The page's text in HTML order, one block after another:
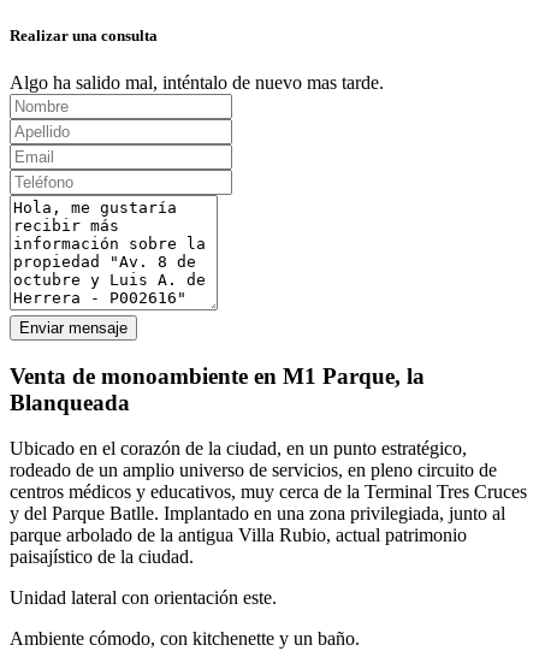
Realizar una consulta
Algo ha salido mal, inténtalo de nuevo mas tarde.
Enviar mensaje
Venta de monoambiente en M1 Parque, la
Blanqueada
Ubicado en el corazón de la ciudad, en un punto estratégico,
rodeado de un amplio universo de servicios, en pleno circuito de
centros médicos y educativos, muy cerca de la Terminal Tres Cruces
y del Parque Batlle. Implantado en una zona privilegiada, junto al
parque arbolado de la antigua Villa Rubio, actual patrimonio
paisajístico de la ciudad.
Unidad lateral con orientación este.
Ambiente cómodo, con kitchenette y un baño.